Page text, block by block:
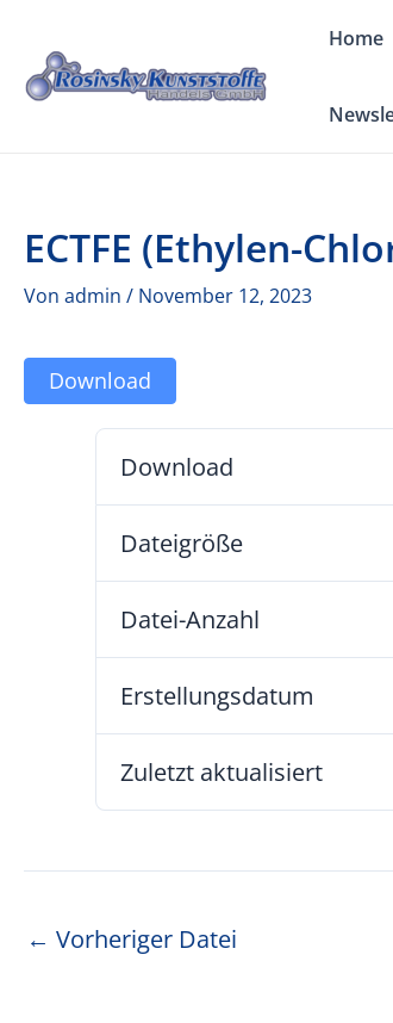
Inhalt
springen
Home
ECTFE (Ethylen-
Von admin / November 12, 2023
Download
Download
Dateigröße
Datei-Anzahl
Erstellungsdatum
Zuletzt aktualisiert
Beitragsnavigation
← Vorheriger Datei